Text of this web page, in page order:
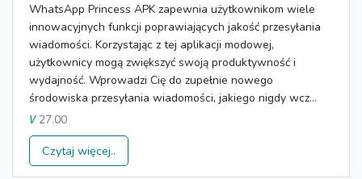
WhatsApp Princess APK zapewnia użytkownikom wiele
innowacyjnych funkcji poprawiających jakość przesyłania
wiadomości. Korzystając z tej aplikacji modowej,
użytkownicy mogą zwiększyć swoją produktywność i
wydajność. Wprowadzi Cię do zupełnie nowego
środowiska przesyłania wiadomości, jakiego nigdy wcz...
V27.00
Czytaj więcej..